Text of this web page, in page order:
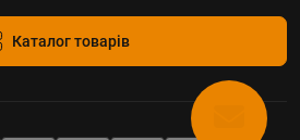
Каталог товарів